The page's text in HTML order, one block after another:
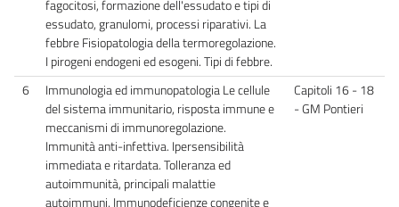
fagocitosi, formazione dell'essudato e tipi di
essudato, granulomi, processi riparativi. La
febbre Fisiopatologia della termoregolazione.
I pirogeni endogeni ed esogeni. Tipi di febbre.
6
Immunologia ed immunopatologia Le cellule
del sistema immunitario, risposta immune e
meccanismi di immunoregolazione.
Immunità anti-infettiva. Ipersensibilità
immediata e ritardata. Tolleranza ed
autoimmunità, principali malattie
autoimmuni. Immunodeficienze congenite e
Capitoli 16 - 18
- GM Pontieri